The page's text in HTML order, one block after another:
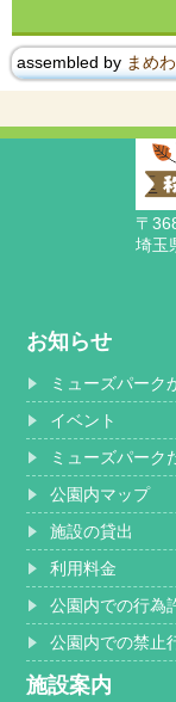
assembled by まめ
〒
埼玉
お知らせ
ミューズパーク
イベント
ミューズパーク
公園内マップ
施設の貸出
利用料金
公園内での行為
公園内での禁止
施設案内